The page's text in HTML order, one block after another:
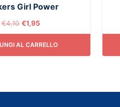
Girl Power
€4,10 €1,95
AL CARRELLO